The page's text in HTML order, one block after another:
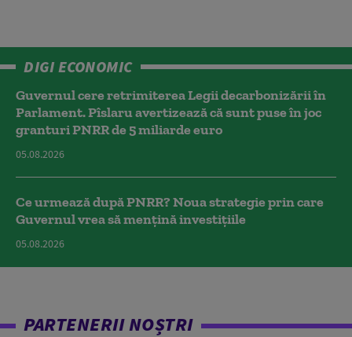
DIGI ECONOMIC
Guvernul cere retrimiterea Legii decarbonizării în
Parlament. Pîslaru avertizează că sunt puse în joc
granturi PNRR de 5 miliarde euro
05.08.2026
Ce urmează după PNRR? Noua strategie prin care
Guvernul vrea să mențină investițiile
05.08.2026
PARTENERII NOȘTRI